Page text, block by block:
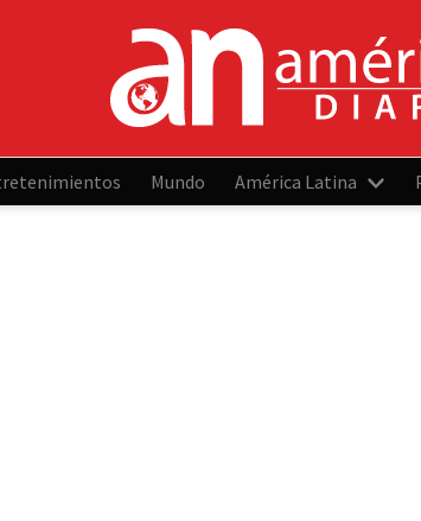
Mundo América Latina